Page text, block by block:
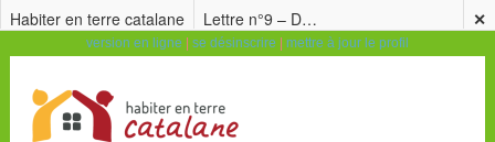
Habiter en terre catalane Lettre n°9 – Décembre 2023 ✕